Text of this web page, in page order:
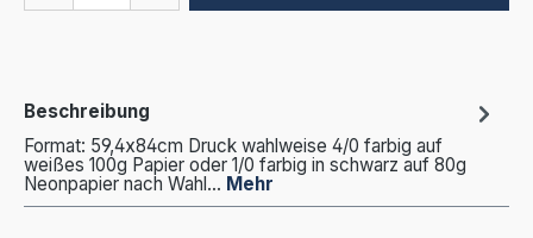
Beschreibung
Format: 59,4x84cm Druck wahlweise 4/0 farbig auf
weißes 100g Papier oder 1/0 farbig in schwarz auf 80g
Neonpapier nach Wahl… Mehr